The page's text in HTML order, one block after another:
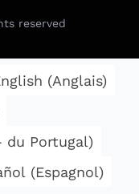
reserved
(Anglais)
du Portugal)
(Espagnol)